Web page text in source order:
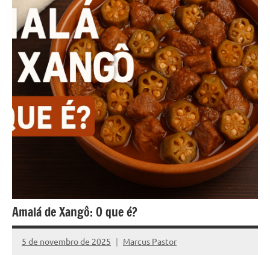
Amalá de Xangô: O que é?
5 de novembro de 2025 Marcus Pastor
Nenhum